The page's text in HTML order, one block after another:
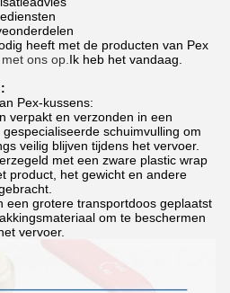
heeft met de producten van Pex
ons op. Ik heb het vandaag.
Pex-kussens:
verpakt en verzonden in een
schuimvulling om
veilig blijven tijdens het vervoer.
met een zware plastic wrap
product, het gewicht en andere
een grotere transportdoos geplaatst
om te beschermen
vervoer.